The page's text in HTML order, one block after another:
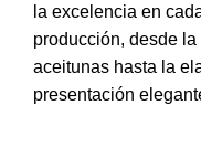
la excelencia en
producción, desde
aceitunas hasta la
presentación